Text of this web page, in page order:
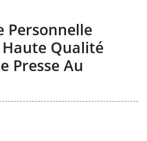
Personnelle
Qualité
Presse Au